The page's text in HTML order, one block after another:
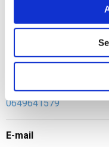
voor
0649641579
E-mail